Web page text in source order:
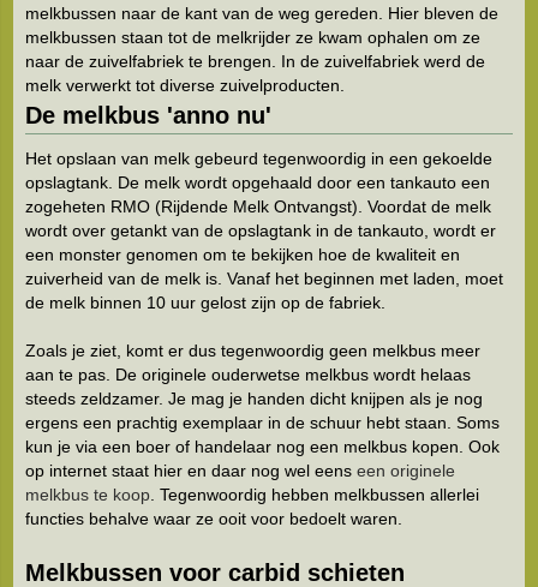
melkbussen naar de kant van de weg gereden. Hier bleven de
melkbussen staan tot de melkrijder ze kwam ophalen om ze
naar de zuivelfabriek te brengen. In de zuivelfabriek werd de
melk verwerkt tot diverse zuivelproducten.
De melkbus 'anno nu'
Het opslaan van melk gebeurd tegenwoordig in een gekoelde
opslagtank. De melk wordt opgehaald door een tankauto een
zogeheten RMO (Rijdende Melk Ontvangst). Voordat de melk
wordt over getankt van de opslagtank in de tankauto, wordt er
een monster genomen om te bekijken hoe de kwaliteit en
zuiverheid van de melk is. Vanaf het beginnen met laden, moet
de melk binnen 10 uur gelost zijn op de fabriek.
Zoals je ziet, komt er dus tegenwoordig geen melkbus meer
aan te pas. De originele ouderwetse melkbus wordt helaas
steeds zeldzamer. Je mag je handen dicht knijpen als je nog
ergens een prachtig exemplaar in de schuur hebt staan. Soms
kun je via een boer of handelaar nog een melkbus kopen. Ook
op internet staat hier en daar nog wel eenseen originele
melkbus te koop . Tegenwoordig hebben melkbussen allerlei
functies behalve waar ze ooit voor bedoelt waren.
Melkbussen voor carbid schieten